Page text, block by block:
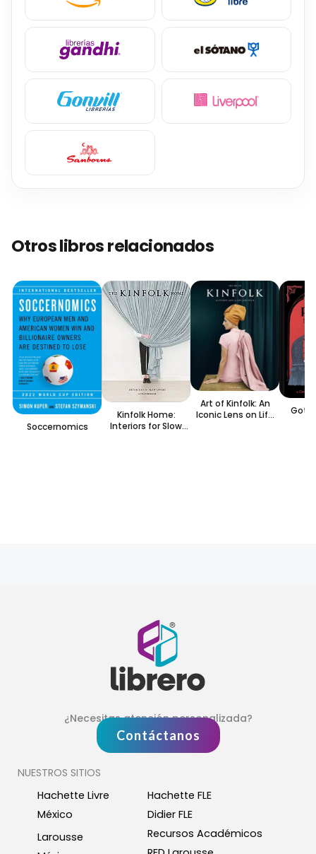
Otros libros relacionados
Soccernomics
Kinfolk Home:
Interiors for Slow
Art of Kinfolk: An
Iconic Lens on Life
Goth
¿Necesitas atención personalizada?
Contáctanos
NUESTROS SITIOS
Hachette Livre
México
Larousse
Hachette FLE
Didier FLE
Recursos Académicos